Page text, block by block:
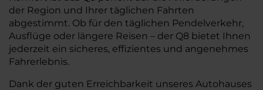
der Region und Ihrer täglichen Fahrten
abgestimmt. Ob für den täglichen Pendelverkehr,
Ausflüge oder längere Reisen – der Q8 bietet Ihnen
jederzeit ein sicheres, effizientes und angenehmes
Fahrerlebnis.
Dank der guten Erreichbarkeit unseres Autohauses